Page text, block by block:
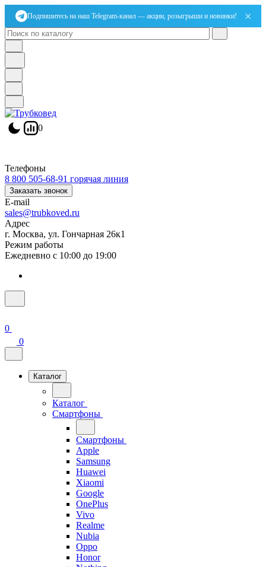
Подпишитесь на наш Telegram-канал — акции, розыгрыши и новинки! ×
0
Телефоны
8 800 505-68-91 горячая линия
Заказать звонок
E-mail
sales@trubkoved.ru
Адрес
г. Москва, ул. Гончарная 26к1
Режим работы
Ежедневно с 10:00 до 19:00
0
0
Каталог
Каталог
Смартфоны
Смартфоны
Apple
Samsung
Huawei
Xiaomi
Google
OnePlus
Vivo
Realme
Nubia
Oppo
Honor